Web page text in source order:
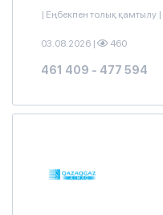
| Еңбекпен толық қамтылу |
03.08.2026 | 460
461 409 - 477 594